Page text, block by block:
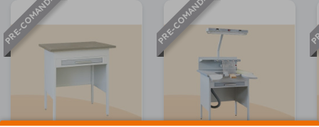
PRE-COMANDA PRE-COMANDA